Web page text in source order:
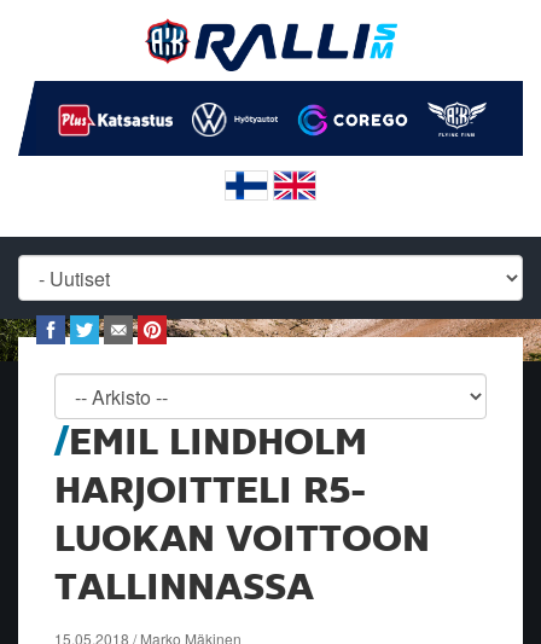
EMIL LINDHOLM
HARJOITTELI R5-
LUOKAN VOITTOON
TALLINNASSA
15.05.2018 / Marko Mäkinen